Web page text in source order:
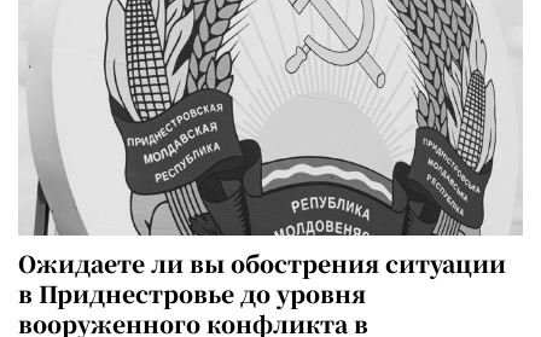
Ожидаете ли вы обострения ситуации
в Приднестровье до уровня
вооруженного конфликта в